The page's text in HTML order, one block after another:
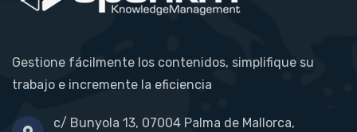
Gestione fácilmente los contenidos, simplifique su
trabajo e incremente la eficiencia
c/ Bunyola 13, 07004 Palma de Mallorca,